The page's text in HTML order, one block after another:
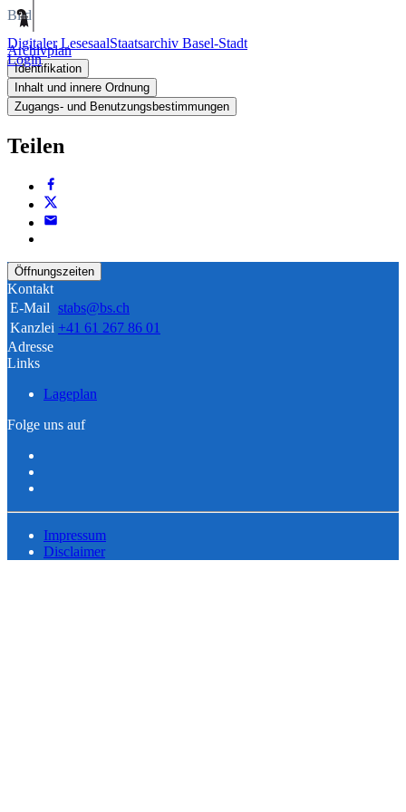
Digitaler LesesaalStaatsarchiv Basel-Stadt
Login
Bild
Archivplan
Identifikation
Inhalt und innere Ordnung
Zugangs- und Benutzungsbestimmungen
Teilen
Öffnungszeiten
Kontakt
E-Mail stabs@bs.ch
Kanzlei +41 61 267 86 01
Adresse
Links
Lageplan
Folge uns auf
Impressum
Disclaimer